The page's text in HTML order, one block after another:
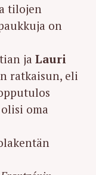
tilojen
on
ja Lauri
ratkaisun, eli
oma